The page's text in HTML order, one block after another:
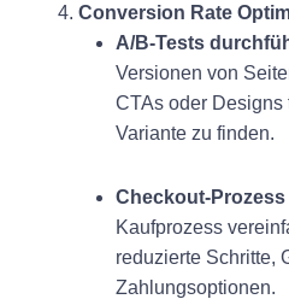
4. Conversion Rate
A/B-Tests
Versionen von
CTAs oder Designs
Variante zu finden.
Checkout-
Kaufprozess
reduzierte Schritte,
Zahlungsoptionen.